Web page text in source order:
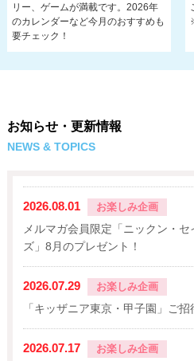
リー、ゲームが満載です。 2026年
のカレンダーなど今月のおすすめも
要チェック！
お知らせ・更新情報
NEWS & TOPICS
2026.08.01 お楽しみ企画
メルマガ会員限定「ニックン・
ズ」8月のプレゼント！
2026.07.29 お楽しみ企画
「キッザニア東京・甲子園」ご招
2026.07.17 お楽しみ企画